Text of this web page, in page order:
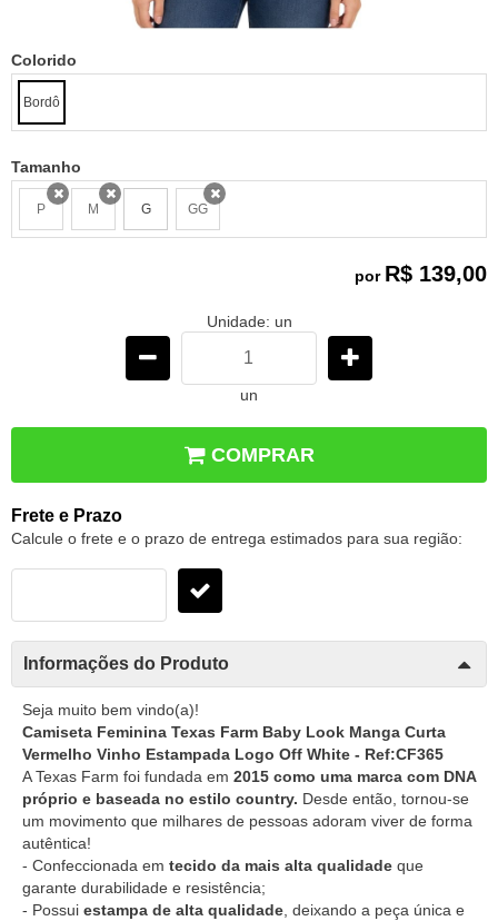
Colorido
Bordô
Tamanho
P M G GGx
por R$ 139,00
Unidade: un
un
COMPRAR
Frete e Prazo
Calcule o frete e o prazo de entrega estimados para sua região:
Informações do Produto
Seja muito bem vindo(a)!
Camiseta Feminina Texas Farm Baby Look Manga Curta
Vermelho Vinho Estampada Logo Off White - Ref:CF365
A Texas Farm foi fundada em 2015 como uma marca com DNA
próprio e baseada no estilo country. Desde então, tornou-se
um movimento que milhares de pessoas adoram viver de forma
autêntica!
- Confeccionada em tecido da mais alta qualidade que
garante durabilidade e resistência;
- Possui estampa de alta qualidade , deixando a peça única e